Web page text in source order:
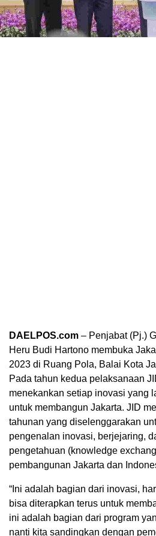
DAELPOS.com – Penjabat (Pj.)
Heru Budi Hartono membuka
2023 di Ruang Pola, Balai Kota
Pada tahun kedua pelaksanaan
menekankan setiap inovasi yang
untuk membangun Jakarta. JID
tahunan yang diselenggarakan
pengenalan inovasi, berjejaring,
pengetahuan (knowledge
pembangunan Jakarta dan
“Ini adalah bagian dari inovasi,
bisa diterapkan terus untuk
ini adalah bagian dari program
nanti kita sandingkan dengan